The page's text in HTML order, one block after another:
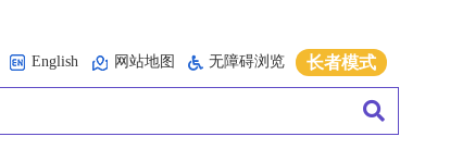
English 网站地图 无障碍浏览 长者模式